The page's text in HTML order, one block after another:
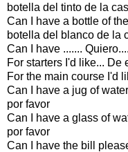
botella del tinto de la
Can I have a bottle of
botella del blanco de la
Can I have .......
For starters I'd like... De
For the main course I'd
Can I have a jug of
por favor
Can I have a glass of
por favor
Can I have the bill